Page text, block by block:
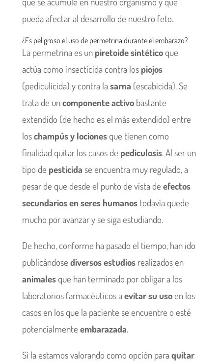
pueda afectar al desarrollo de nuestro feto.
¿Es peligroso el uso de permetrina durante el embarazo?
La permetrina es un piretoide sintéticoque
actúa como insecticida contra los piojos
(pediculicida) y contra lasarna (escabicida). Se
trata de uncomponente activobastante
extendido (de hecho es el más extendido) entre
loschampús y locionesque tienen como
finalidad quitar los casos de pediculosis. Al ser un
tipo de pesticida se encuentra muy regulado, a
pesar de que desde el punto de vista de efectos
secundarios en seres humanostodavía quede
mucho por avanzar y se siga estudiando.
De hecho, conforme ha pasado el tiempo, han ido
publicándose diversos estudiosrealizados en
animalesque han terminado por obligar a los
laboratorios farmacéuticos aevitar su usoen los
casos en los que la paciente se encuentre o esté
potencialmente embarazada.
Si la estamos valorando como opción paraquitar